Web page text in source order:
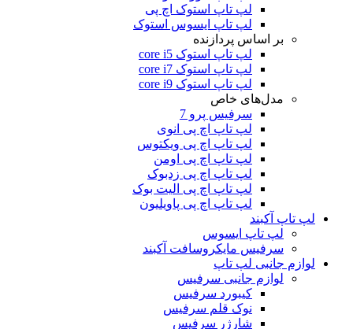
لپ تاپ استوک اچ پی
لپ تاپ ایسوس استوک
بر اساس پردازنده
لپ تاپ استوک core i5
لپ تاپ استوک core i7
لپ تاپ استوک core i9
مدل‌های خاص
سرفیس پرو 7
لپ تاپ اچ پی انوی
لپ تاپ اچ پی ویکتوس
لپ تاپ اچ پی اومن
لپ تاپ اچ پی زدبوک
لپ تاپ اچ پی الیت بوک
لپ تاپ اچ پی پاویلیون
لپ تاپ آکبند
لپ تاپ ایسوس
سرفیس مایکروسافت آکبند
لوازم جانبی لپ تاپ
لوازم جانبی سرفیس
کیبورد سرفیس
نوک قلم سرفیس
شارژر سرفیس